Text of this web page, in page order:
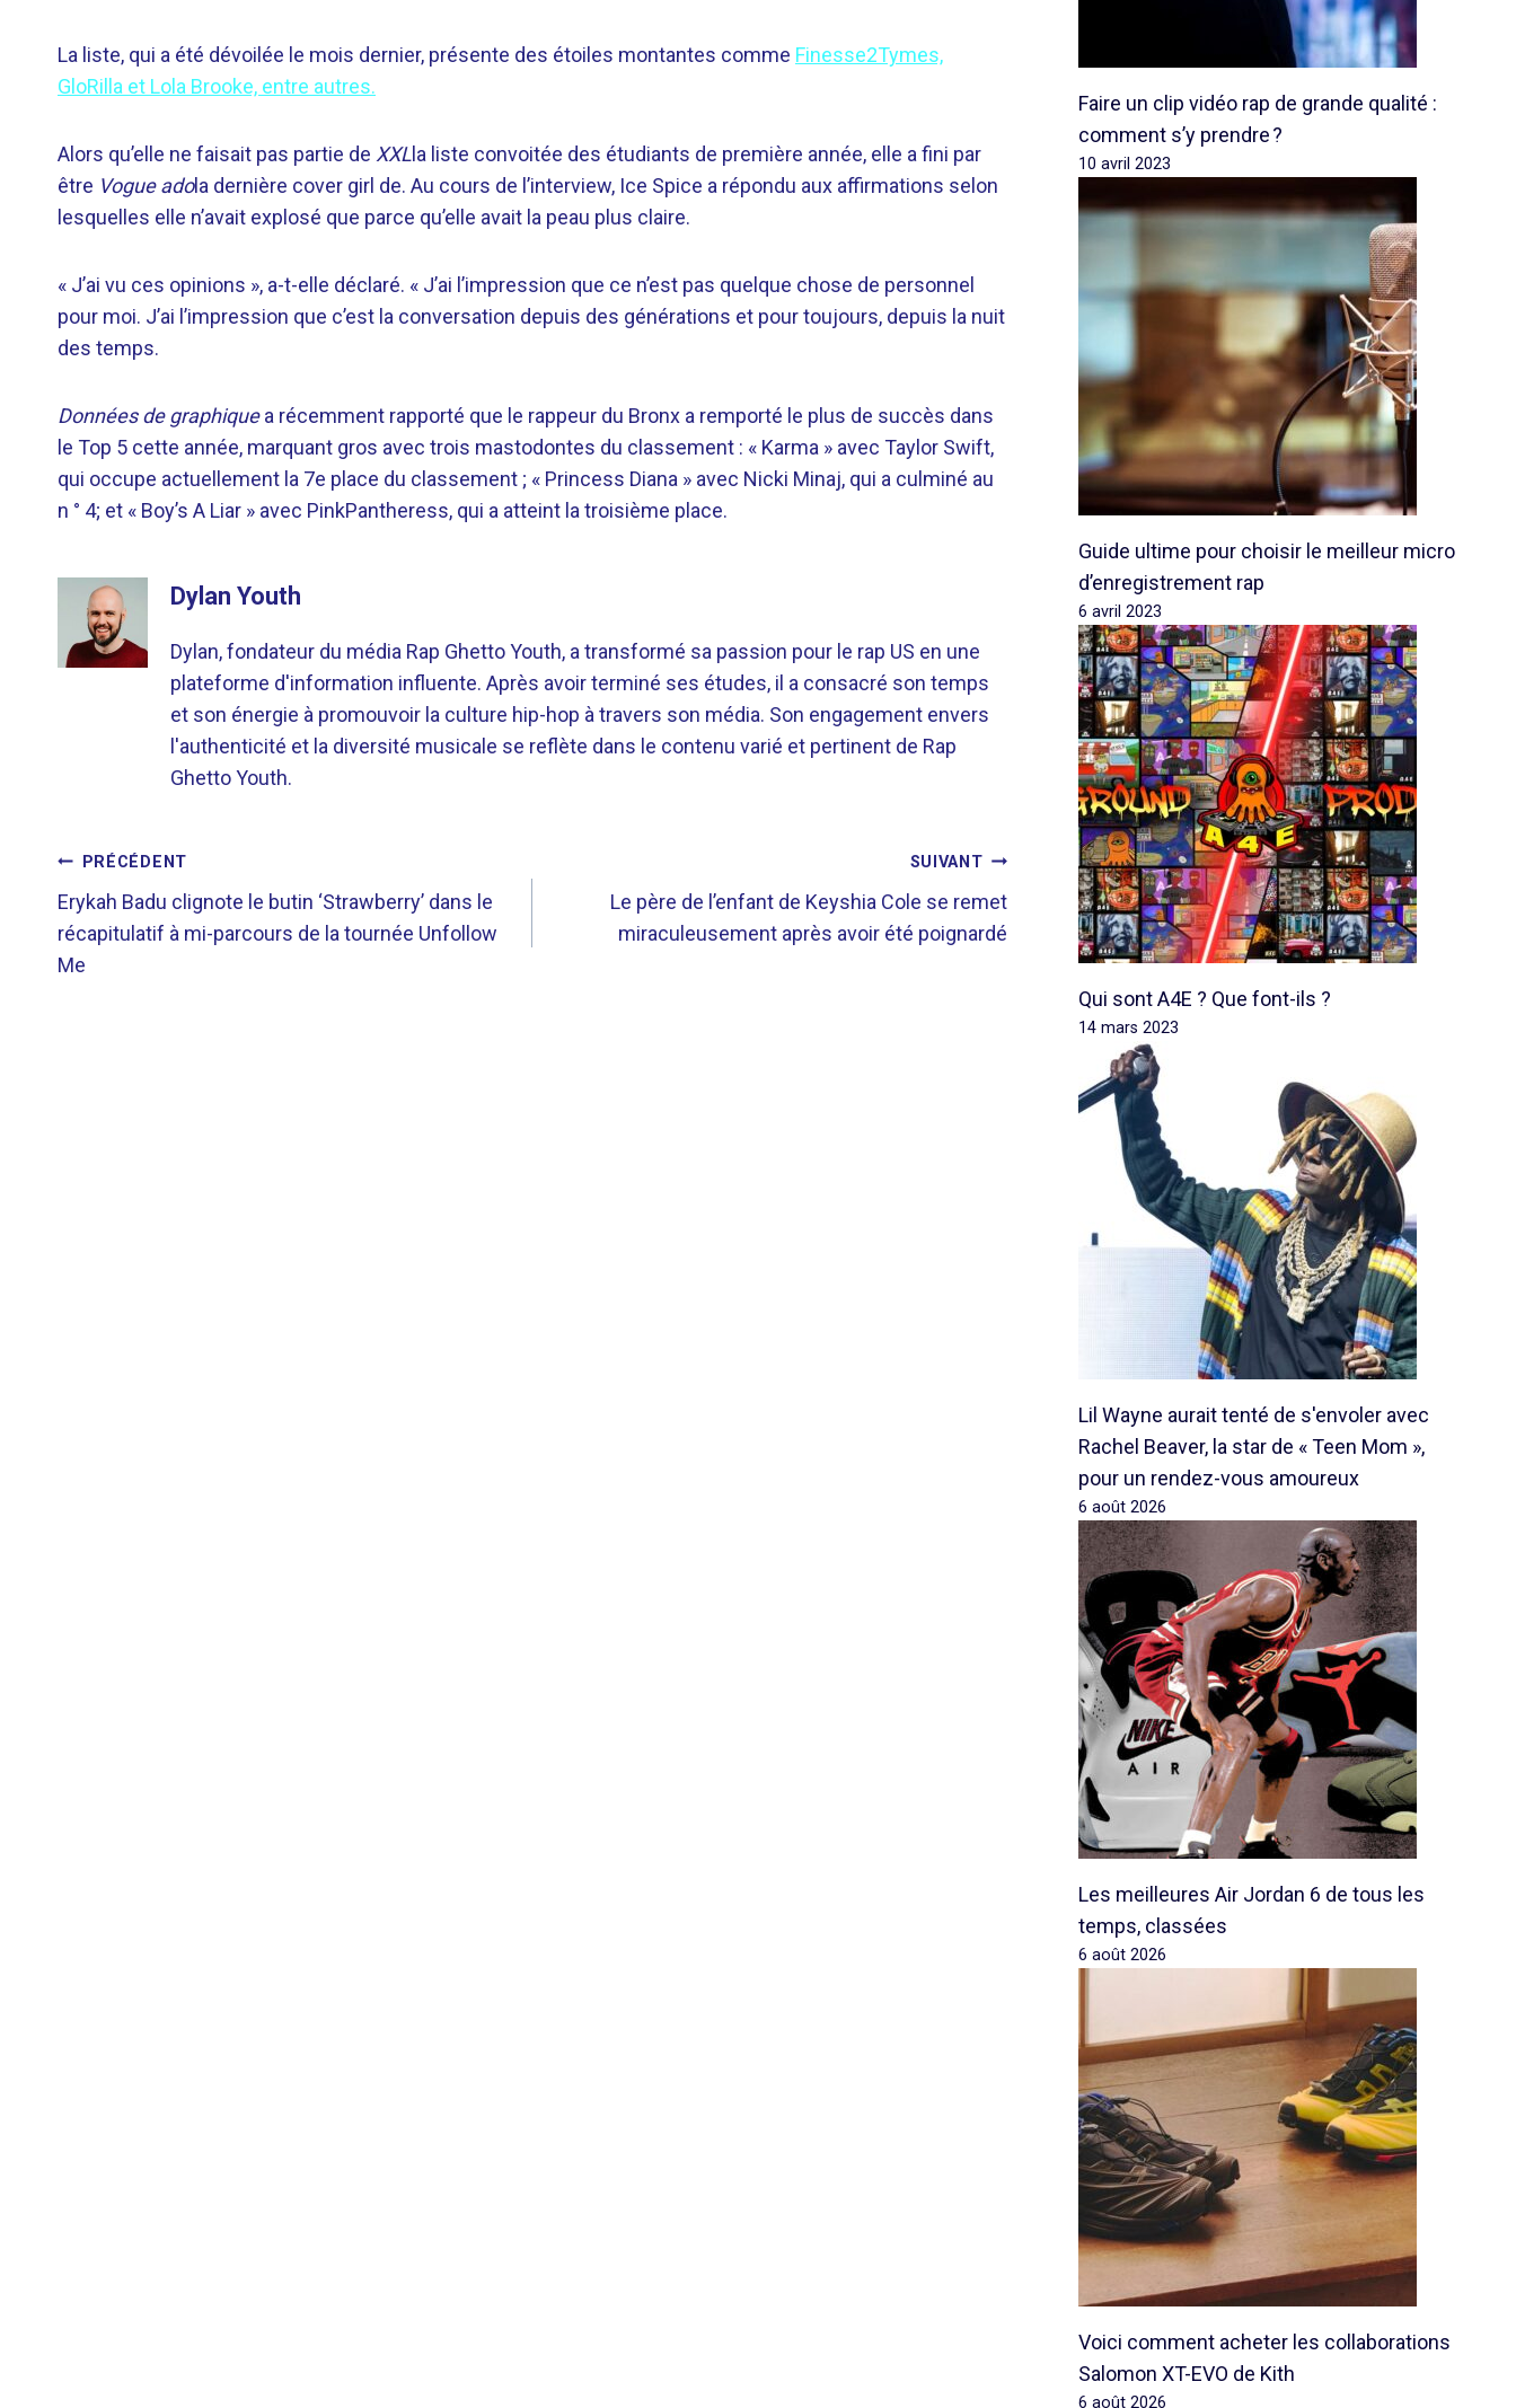
La liste, qui a été dévoilée le mois dernier, présente des étoiles montantes comme Finesse2Tymes,
GloRilla et Lola Brooke, entre autres.
Alors qu’elle ne faisait pas partie de XXL la liste convoitée des étudiants de première année, elle a fini par
être Vogue adola dernière cover girl de. Au cours de l’interview, Ice Spice a répondu aux affirmations selon
lesquelles elle n’avait explosé que parce qu’elle avait la peau plus claire.
« J’ai vu ces opinions », a-t-elle déclaré. « J’ai l’impression que ce n’est pas quelque chose de personnel
pour moi. J’ai l’impression que c’est la conversation depuis des générations et pour toujours, depuis la nuit
des temps.
Données de graphiquea récemment rapporté que le rappeur du Bronx a remporté le plus de succès dans
le Top 5 cette année, marquant gros avec trois mastodontes du classement : « Karma » avec Taylor Swift,
qui occupe actuellement la 7e place du classement ; « Princess Diana » avec Nicki Minaj, qui a culminé au
n ° 4; et « Boy’s A Liar » avec PinkPantheress, qui a atteint la troisième place.
Dylan Youth
Dylan, fondateur du média Rap Ghetto Youth, a transformé sa passion pour le rap US en une
plateforme d'information influente. Après avoir terminé ses études, il a consacré son temps
et son énergie à promouvoir la culture hip-hop à travers son média. Son engagement envers
l'authenticité et la diversité musicale se reflète dans le contenu varié et pertinent de Rap
Ghetto Youth.
NAVIGATION
DE
L’ARTICLE
PRÉCÉDENT
Erykah Badu clignote le butin ‘Strawberry’ dans le
récapitulatif à mi-parcours de la tournée Unfollow
Me
SUIVANT
Le père de l’enfant de Keyshia Cole se remet
miraculeusement après avoir été poignardé
Faire un clip vidéo rap de grande qualité :
comment s’y prendre ?
10 avril 2023
Guide ultime pour choisir le meilleur micro
d’enregistrement rap
6 avril 2023
Qui sont A4E ? Que font-ils ?
14 mars 2023
Lil Wayne aurait tenté de s'envoler avec
Rachel Beaver, la star de « Teen Mom »,
pour un rendez-vous amoureux
6 août 2026
Les meilleures Air Jordan 6 de tous les
temps, classées
6 août 2026
Voici comment acheter les collaborations
Salomon XT-EVO de Kith
6 août 2026